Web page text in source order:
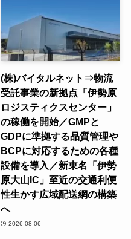
(株)バイタルネット⇒物流
受託事業の新拠点「伊勢原
ロジスティクスセンター」
の稼働を開始／GMPと
GDPに準拠する品質管理や
BCPに対応するための各種
設備を導入／新東名「伊勢
原大山IC」至近の交通利便
性生かす広域配送網の構築
へ
2026-08-06